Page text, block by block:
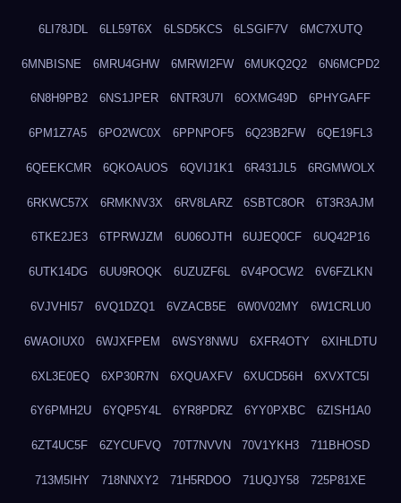
6LI78JDL 6LL59T6X 6LSD5KCS 6LSGIF7V 6MC7XUTQ
6MNBISNE 6MRU4GHW 6MRWI2FW 6MUKQ2Q2 6N6MCPD2
6N8H9PB2 6NS1JPER 6NTR3U7I 6OXMG49D 6PHYGAFF
6PM1Z7A5 6PO2WC0X 6PPNPOF5 6Q23B2FW 6QE19FL3
6QEEKCMR 6QKOAUOS 6QVIJ1K1 6R431JL5 6RGMWOLX
6RKWC57X 6RMKNV3X 6RV8LARZ 6SBTC8OR 6T3R3AJM
6TKE2JE3 6TPRWJZM 6U06OJTH 6UJEQ0CF 6UQ42P16
6UTK14DG 6UU9ROQK 6UZUZF6L 6V4POCW2 6V6FZLKN
6VJVHI57 6VQ1DZQ1 6VZACB5E 6W0V02MY 6W1CRLU0
6WAOIUX0 6WJXFPEM 6WSY8NWU 6XFR4OTY 6XIHLDTU
6XL3E0EQ 6XP30R7N 6XQUAXFV 6XUCD56H 6XVXTC5I
6Y6PMH2U 6YQP5Y4L 6YR8PDRZ 6YY0PXBC 6ZISH1A0
6ZT4UC5F 6ZYCUFVQ 70T7NVVN 70V1YKH3 711BHOSD
713M5IHY 718NNXY2 71H5RDOO 71UQJY58 725P81XE